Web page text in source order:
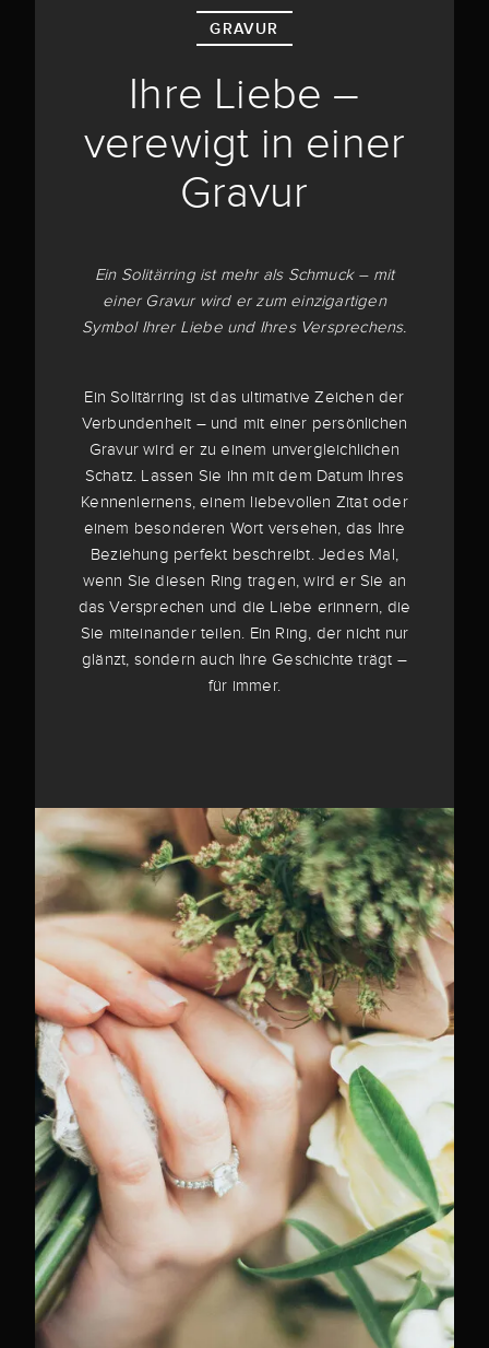
GRAVUR
Ihre Liebe –
verewigt in einer
Gravur
Ein Solitärring ist mehr als Schmuck – mit
einer Gravur wird er zum einzigartigen
Symbol Ihrer Liebe und Ihres Versprechens.
Ein Solitärring ist das ultimative Zeichen der
Verbundenheit – und mit einer persönlichen
Gravur wird er zu einem unvergleichlichen
Schatz. Lassen Sie ihn mit dem Datum Ihres
Kennenlernens, einem liebevollen Zitat oder
einem besonderen Wort versehen, das Ihre
Beziehung perfekt beschreibt. Jedes Mal,
wenn Sie diesen Ring tragen, wird er Sie an
das Versprechen und die Liebe erinnern, die
Sie miteinander teilen. Ein Ring, der nicht nur
glänzt, sondern auch Ihre Geschichte trägt –
für immer.